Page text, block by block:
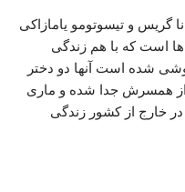
گریس و تیسوتومو یامازاکی
است که با هم زندگی
شده است آنها دو دختر
از همسرش جدا شده و ماری
خارج از کشور زندگی